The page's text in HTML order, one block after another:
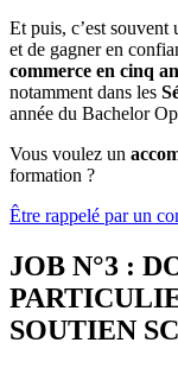
Et puis, c’est souvent
et de gagner en
commerce en cinq
notamment dans les
année du Bachelor
Vous voulez un
formation ?
Être rappelé par un
JOB N°3 :
SOUTIEN